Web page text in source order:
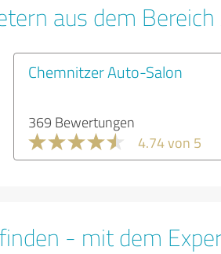
aus dem
Chemnitzer Auto-Salon
369 Bewertungen
4.74 von 5
- mit dem